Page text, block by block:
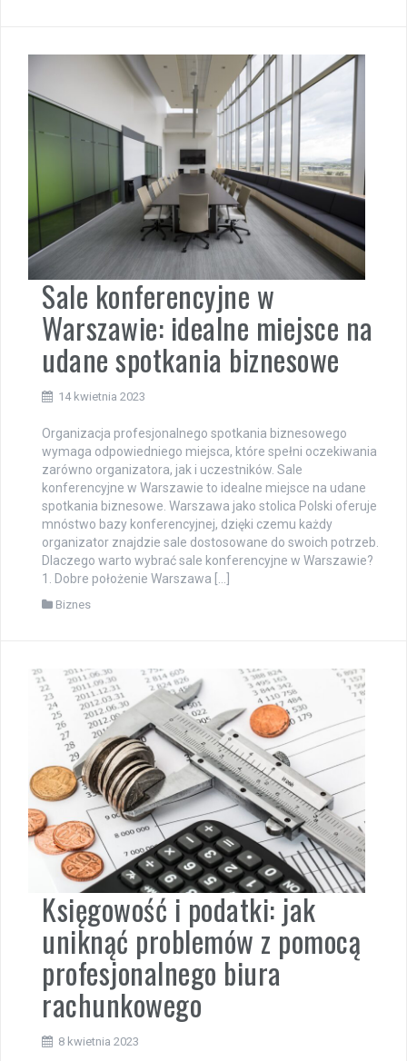
Sale konferencyjne w
Warszawie: idealne miejsce na
udane spotkania biznesowe
14 kwietnia 2023
Organizacja profesjonalnego spotkania biznesowego
wymaga odpowiedniego miejsca, które spełni oczekiwania
zarówno organizatora, jak i uczestników. Sale
konferencyjne w Warszawie to idealne miejsce na udane
spotkania biznesowe. Warszawa jako stolica Polski oferuje
mnóstwo bazy konferencyjnej, dzięki czemu każdy
organizator znajdzie sale dostosowane do swoich potrzeb.
Dlaczego warto wybrać sale konferencyjne w Warszawie?
1. Dobre położenie Warszawa […]
Biznes
Księgowość i podatki: jak
uniknąć problemów z pomocą
profesjonalnego biura
rachunkowego
8 kwietnia 2023